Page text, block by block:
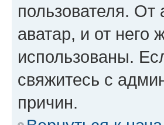
пользователя. От
аватар, и от него
использованы.
свяжитесь с
причин.